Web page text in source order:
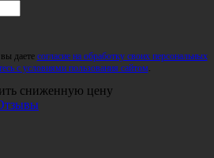
даете согласие на обработку своих персональных
с условиями пользования сайтом.
сниженную цену